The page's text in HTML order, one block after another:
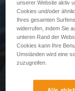
Nutzen Sie
ZUR BERECHNUNG
unserer Website aktiv
Cookies und/oder
Ihres gesamten
widerrufen, indem Sie
unteren Rand der
Cookies kann Ihre
Umständen wird eine
zuzugreifen.